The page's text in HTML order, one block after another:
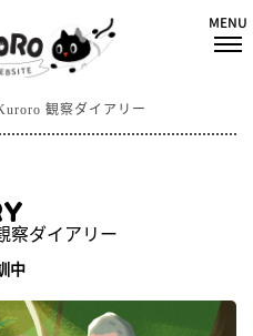
観察ダイアリー
察ダイアリー
中